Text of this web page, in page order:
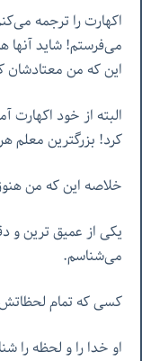
اکهارت را ترجمه
می‌فرستم! شاید آنها
این که من معتادشان
البته از خود اکهارت
کرد! بزرگترین
خلاصه این که من
یکی از عمیق ترین و
می‌شناسم.
کسی که تمام
او خدا را و لحظه را